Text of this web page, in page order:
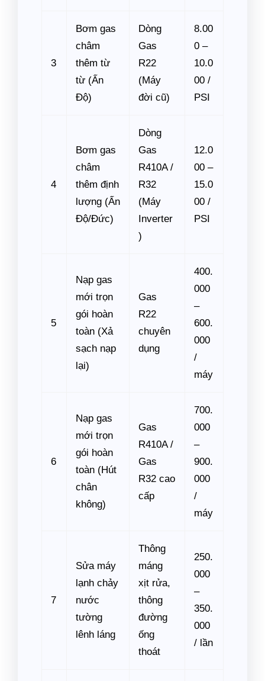
3
Bơm gas
châm
thêm từ
từ (Ấn
Độ)
Dòng
Gas
R22
(Máy
đời cũ)
8.00
0 –
10.0
00 /
PSI
4
Bơm gas
châm
thêm định
lượng (Ấn
Độ/Đức)
Dòng
Gas
R410A /
R32
(Máy
Inverter
)
12.0
00 –
15.0
00 /
PSI
5
Nạp gas
mới trọn
gói hoàn
toàn (Xả
sạch nạp
lại)
Gas
R22
chuyên
dụng
400.
000
–
600.
000
/
máy
6
Nạp gas
mới trọn
gói hoàn
toàn (Hút
chân
không)
Gas
R410A /
Gas
R32 cao
cấp
700.
000
–
900.
000
/
máy
7
Sửa máy
lạnh chảy
nước
tường
lênh láng
Thông
máng
xịt rửa,
thông
đường
ống
thoát
250.
000
–
350.
000
/ lần